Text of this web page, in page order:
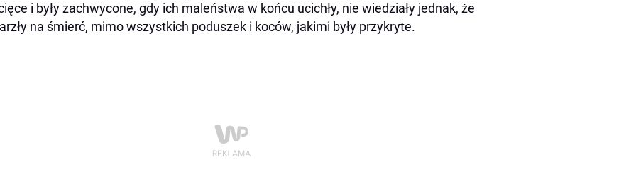
i były zachwycone, gdy ich maleństwa w końcu ucichły, nie wiedziały jednak, że
na śmierć, mimo wszystkich poduszek i koców, jakimi były przykryte.